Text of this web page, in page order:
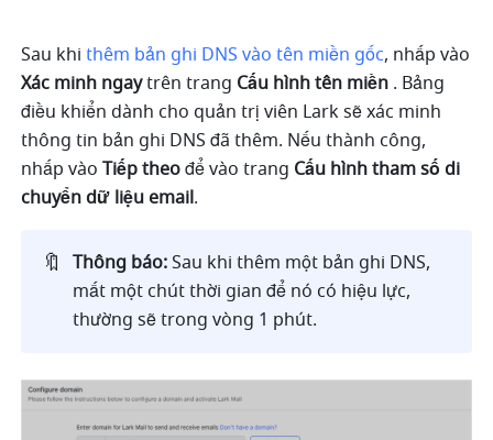
Sau khi thêm bản ghi DNS vào tên miền gốc
Xác minh ngay trên trang Cấu hình tên miền . Bảng
điều khiển dành cho quản trị viên Lark sẽ xác minh
thông tin bản ghi DNS đã thêm. Nếu thành công,
nhấp vào Tiếp theo để vào trang Cấu hình tham số di
chuyển dữ liệu email.
🔖 Thông báo: Sau khi thêm một bản ghi DNS,
mất một chút thời gian để nó có hiệu lực,
thường sẽ trong vòng 1 phút.